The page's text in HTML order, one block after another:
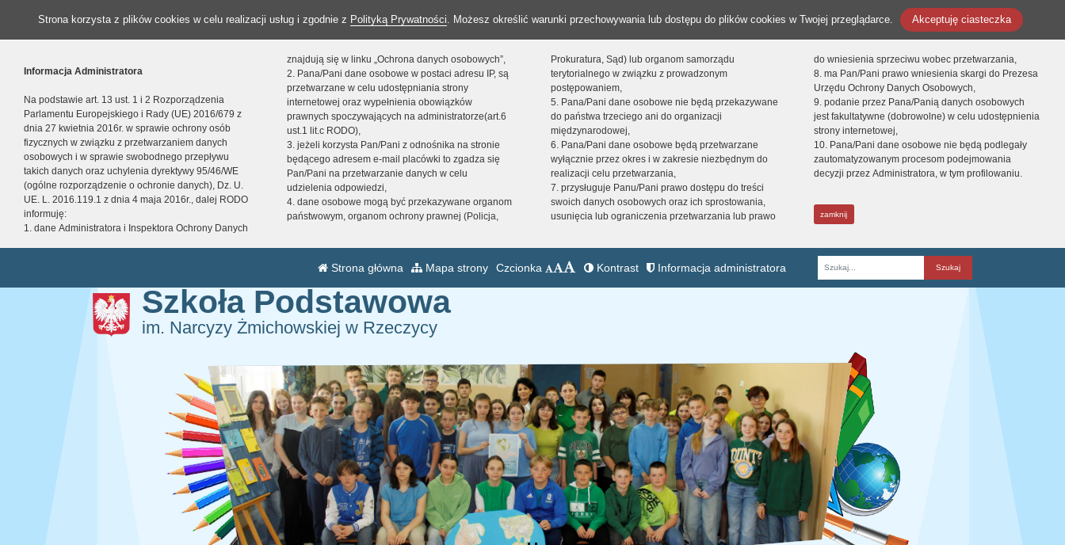
Strona korzysta z plików cookies w celu realizacji usług i zgodnie z Polityką Prywatności. Możesz określić warunki przechowywania lub dostępu do plików cookies w Twojej przeglądarce. Akceptuję ciasteczka
Informacja Administratora
Na podstawie art. 13 ust. 1 i 2 Rozporządzenia
Parlamentu Europejskiego i Rady (UE) 2016/679 z
dnia 27 kwietnia 2016r. w sprawie ochrony osób
fizycznych w związku z przetwarzaniem danych
osobowych i w sprawie swobodnego przepływu
takich danych oraz uchylenia dyrektywy 95/46/WE
(ogólne rozporządzenie o ochronie danych), Dz. U.
UE. L. 2016.119.1 z dnia 4 maja 2016r., dalej RODO
informuję:
1. dane Administratora i Inspektora Ochrony Danych
znajdują się w linku „Ochrona danych osobowych”,
2. Pana/Pani dane osobowe w postaci adresu IP, są
przetwarzane w celu udostępniania strony
internetowej oraz wypełnienia obowiązków
prawnych spoczywających na administratorze(art.6
ust.1 lit.c RODO),
3. jeżeli korzysta Pan/Pani z odnośnika na stronie
będącego adresem e-mail placówki to zgadza się
Pan/Pani na przetwarzanie danych w celu
udzielenia odpowiedzi,
4. dane osobowe mogą być przekazywane organom
państwowym, organom ochrony prawnej (Policja,
Prokuratura, Sąd) lub organom samorządu
terytorialnego w związku z prowadzonym
postępowaniem,
5. Pana/Pani dane osobowe nie będą przekazywane
do państwa trzeciego ani do organizacji
międzynarodowej,
6. Pana/Pani dane osobowe będą przetwarzane
wyłącznie przez okres i w zakresie niezbędnym do
realizacji celu przetwarzania,
7. przysługuje Panu/Pani prawo dostępu do treści
swoich danych osobowych oraz ich sprostowania,
usunięcia lub ograniczenia przetwarzania lub prawo
do wniesienia sprzeciwu wobec przetwarzania,
8. ma Pan/Pani prawo wniesienia skargi do Prezesa
Urzędu Ochrony Danych Osobowych,
9. podanie przez Pana/Panią danych osobowych
jest fakultatywne (dobrowolne) w celu udostępnienia
strony internetowej,
10. Pana/Pani dane osobowe nie będą podlegały
zautomatyzowanym procesom podejmowania
decyzji przez Administratora, w tym profilowaniu.
zamknij
Strona główna Mapa strony Czcionka Kontrast Informacja administratora
Fraza
Szkoła Podstawowa
im. Narcyzy Żmichowskiej w Rzeczycy